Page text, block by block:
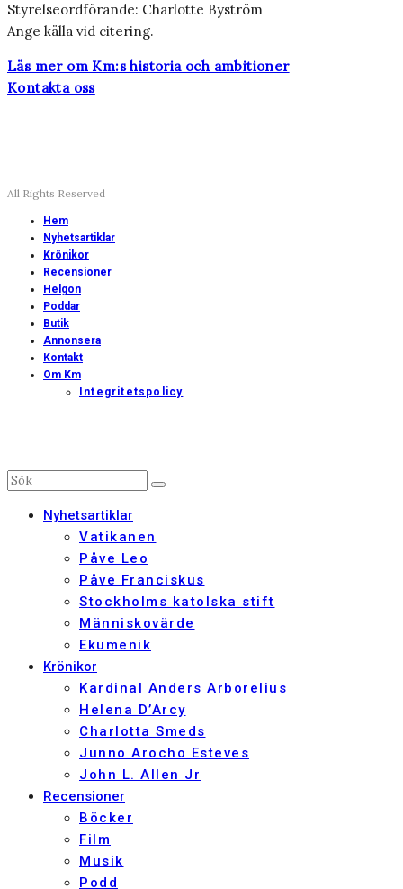
Styrelseordförande: Charlotte Byström
Ange källa vid citering.
Läs mer om Km:s historia och ambitioner
Kontakta oss
All Rights Reserved
Hem
Nyhetsartiklar
Krönikor
Recensioner
Helgon
Poddar
Butik
Annonsera
Kontakt
Om Km
Integritetspolicy
Nyhetsartiklar
Vatikanen
Påve Leo
Påve Franciskus
Stockholms katolska stift
Människovärde
Ekumenik
Krönikor
Kardinal Anders Arborelius
Helena D’Arcy
Charlotta Smeds
Junno Arocho Esteves
John L. Allen Jr
Recensioner
Böcker
Film
Musik
Podd